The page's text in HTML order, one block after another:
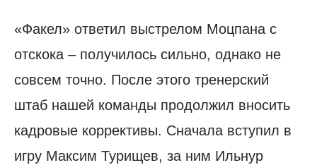
«Факел» ответил выстрелом Моцпана с
отскока – получилось сильно, однако не
совсем точно. После этого тренерский
штаб нашей команды продолжил вносить
кадровые коррективы. Сначала вступил в
игру Максим Турищев, за ним Ильнур